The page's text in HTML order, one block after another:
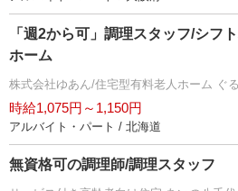
「週2から可」調理スタッフ/シフ
ホーム
株式会社ゆあん/住宅型有料老人ホーム ぐ
時給1,075円～1,150円
アルバイト・パート / 北海道
無資格可の調理師/調理スタッフ